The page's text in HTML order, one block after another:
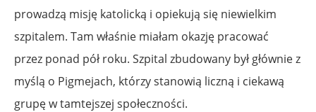
prowadzą misję katolicką i opiekują się niewielkim
szpitalem. Tam właśnie miałam okazję pracować
przez ponad pół roku. Szpital zbudowany był głównie z
myślą o Pigmejach, którzy stanowią liczną i ciekawą
grupę w tamtejszej społeczności.